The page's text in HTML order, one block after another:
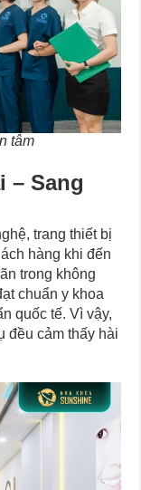
tâm
– Sang
trang thiết bị
hàng khi đến
trong không
chuẩn y khoa
quốc tế. Vì vậy,
đều cảm thấy hài